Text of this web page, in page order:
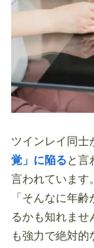
ツインレイ同士
覚」に陥ると言
言われています。
「そんなに年
るかも知れませ
も強力で絶対的